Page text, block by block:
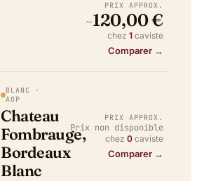
PRIX APPROX.
~120,00 €
chez 1 caviste
Comparer →
BLANC
·
AOP
Chateau
Fombrauge,
Bordeaux
Blanc
PRIX APPROX.
Prix non disponible
chez 0 caviste
Comparer →